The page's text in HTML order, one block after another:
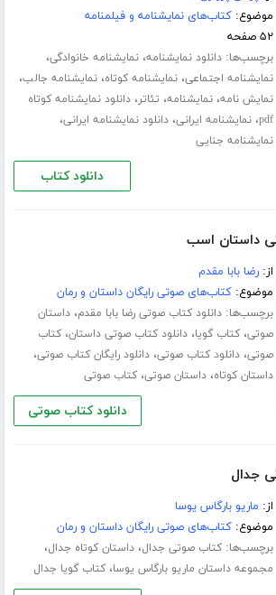
موضوع:کتاب‌های نمایشنامه و فیلمنامه
۵۲ صفحه
برچسب‌ها:دانلود نمایشنامه،نمایشنامه خانوادگی،
نمایشنامه اجتماعی،نمایشنامه کوتاه،نمایشنامه جالب،
نمایش نامه،نمایشنامه، تئاتر،دانلود نمایشنامه کوتاه
pdf،نمایشنامه ایرانی،دانلود نمایشنامه ایرانی،
نمایشنامه جنایی
دانلود کتاب
داستان اسب
از:رضا بابا مقدم
موضوع:کتاب‌های صوتی رایگان داستان و رمان
برچسب‌ها:دانلود کتاب صوتی رضا بابا مقدم،داستان
صوتی،کتاب گویا،دانلود کتاب صوتی داستان،کتاب
صوتی،دانلود کتاب صوتی،دانلود رایگان کتاب صوتی،
داستان کوتاه،داستان صوتی،کتاب صوتی
دانلود کتاب صوتی
جدال
از: ماریو بارگاس یوسا
موضوع:کتاب‌های صوتی رایگان داستان و رمان
برچسب‌ها:کتاب صوتی جدال،داستان کوتاه جدال،
مجموعه داستان ماریو بارگاس یوسا،کتاب گویا جدال